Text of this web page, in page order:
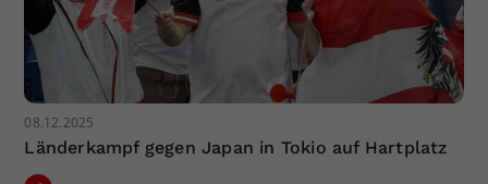
08.12.2025
Länderkampf gegen Japan in Tokio auf Hartplatz